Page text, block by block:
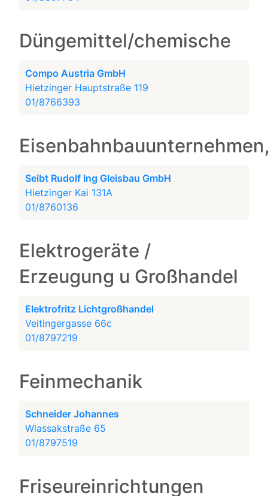
Düngemittel/chemische
Compo Austria GmbH
Hietzinger Hauptstraße 119
01/8766393
Seibt Rudolf Ing Gleisbau GmbH
Hietzinger Kai 131A
01/8760136
Elektrogeräte /
Erzeugung u Großhandel
Elektrofritz Lichtgroßhandel
Veitingergasse 66c
01/8797219
Feinmechanik
Schneider Johannes
Wlassakstraße 65
01/8797519
Friseureinrichtungen